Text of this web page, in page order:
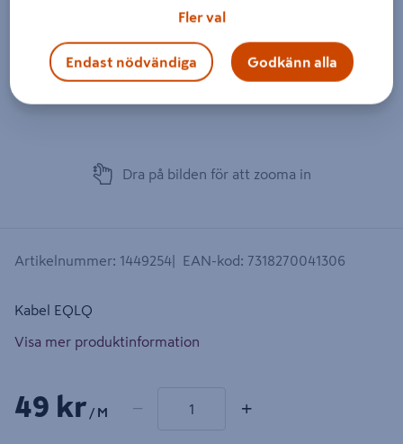
Dra på bilden för att zooma in
Artikelnummer: 1449254 EAN-kod: 7318270041306
Kabel EQLQ
Visa mer produktinformation
49 kr / M − +
Fler val
Endast nödvändiga Godkänn alla